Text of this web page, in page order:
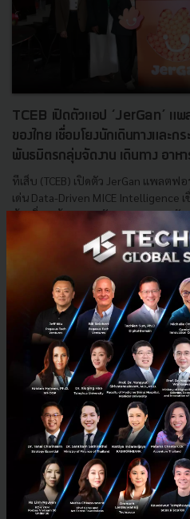
TCEB เปิดตัวแอป ‘JerGan’ แ
ของไทย เชื่อมโยงนักเดินทางและ
พันธมิตรกลุ่มจัดงาน เดินทาง อาหา
ทีเส็บ (TCEB) เปิดตัว JerGan แพลต
เด่น Data-Driven MICE Intelligence
ท้องถิ่น พร้อมยกระดับอุตสาหกรรมจัด
พฤษภาคม 29, 2026| ByTechsauce Team
MICE TCEB JerGan
E-mail :
Tel : 02-
Mobile : 06-